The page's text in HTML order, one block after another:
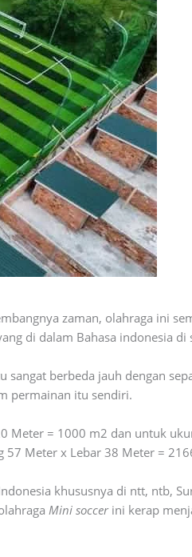
zaman, olahraga ini
di dalam Bahasa indonesia
berbeda jauh dengan
permainan itu sendiri.
Meter = 1000 m2 dan untuk
Meter x Lebar 38 Meter =
khususnya di ntt, ntb,
Mini soccerini kerap